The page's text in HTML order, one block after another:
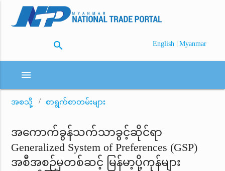
search English | Myanmar
menu
အစသို့ စာရွက်စာတမ်းများ
အကောက်ခွန်သက်သာခွင့်ဆိုင်ရာ
Generalized System of Preferences (GSP)
အစီအစဉ်မှတစ်ဆင့် မြန်မာ့ပို့ကုန်များ